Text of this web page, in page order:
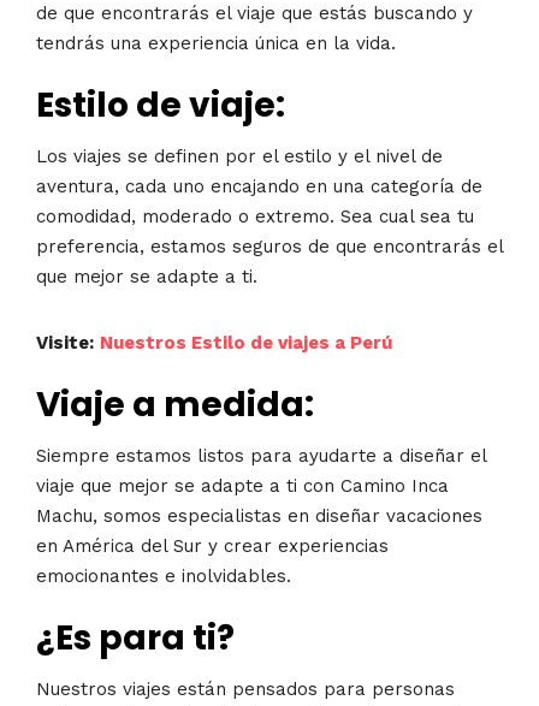
de que encontrarás el viaje que estás buscando y
tendrás una experiencia única en la vida.
Estilo de viaje:
Los viajes se definen por el estilo y el nivel de
aventura, cada uno encajando en una categoría de
comodidad, moderado o extremo. Sea cual sea tu
preferencia, estamos seguros de que encontrarás el
que mejor se adapte a ti.
Visite: Nuestros Estilo de viajes a Perú
Viaje a medida:
Siempre estamos listos para ayudarte a diseñar el
viaje que mejor se adapte a ti con Camino Inca
Machu, somos especialistas en diseñar vacaciones
en América del Sur y crear experiencias
emocionantes e inolvidables.
¿Es para ti?
Nuestros viajes están pensados para personas